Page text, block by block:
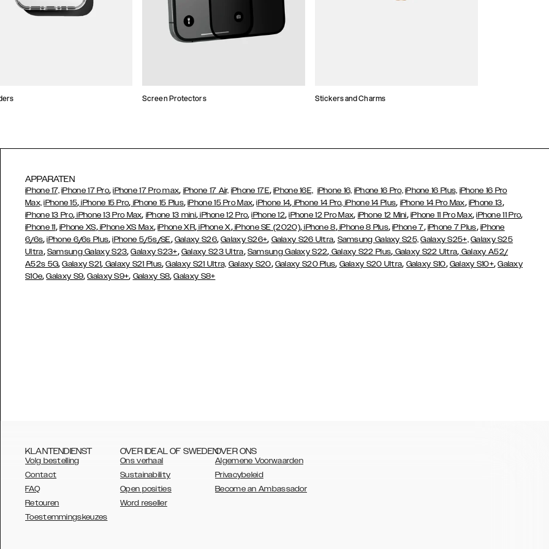
Screen Protectors Stickers and Charms
APPARATEN
iPhone 17, iPhone 17 Pro,iPhone 17 Pro max, iPhone 17 Air, iPhone 17E,iPhone 16E, iPhone 16, iPhone 16 Pro, iPhone 16 Plus, iPhone 16 Pro
Max, iPhone 15, iPhone 15 Pro, iPhone 15 Plus,iPhone 15 Pro Max,iPhone 14, iPhone 14 Pro, iPhone 14 Plus, iPhone 14 Pro Max, iPhone 13,
iPhone 13 Pro, iPhone 13 Pro Max, iPhone 13 mini,iPhone 12 Pro,iPhone 12,iPhone 12 Pro Max, iPhone 12 Mini, iPhone 11 Pro Max,iPhone 11 Pro,
iPhone 11, iPhone XS,iPhone XS Max,iPhone XR,iPhone X,iPhone SE (2020),iPhone 8,iPhone 8 Plus,iPhone 7, iPhone 7 Plus, iPhone
6/6s,iPhone 6/6s Plus,iPhone 5/5s/SE, Galaxy S26,Galaxy S26+, Galaxy S26 Ultra, Samsung Galaxy S25, Galaxy S25+, Galaxy S25
Ultra, Samsung Galaxy S23,Galaxy S23+, Galaxy S23 Ultra, Samsung Galaxy S22, Galaxy S22 Plus, Galaxy S22 Ultra, Galaxy A52/
A52s 5G,Galaxy S21, Galaxy S21 Plus,Galaxy S21 Ultra, Galaxy S20, Galaxy S20 Plus, Galaxy S20 Ultra, Galaxy S10, Galaxy S10+,Galaxy
S10e,Galaxy S9,Galaxy S9+, Galaxy S8,Galaxy S8+
KLANTENDIENST
Volg bestelling
Contact
FAQ
Retouren
Toestemmingskeuzes
OVER IDEAL OF SWEDEN
Ons verhaal
Sustainability
Open posities
Word reseller
OVER ONS
Algemene Voorwaarden
Privacybeleid
Become an Ambassador
AUSTRALIA